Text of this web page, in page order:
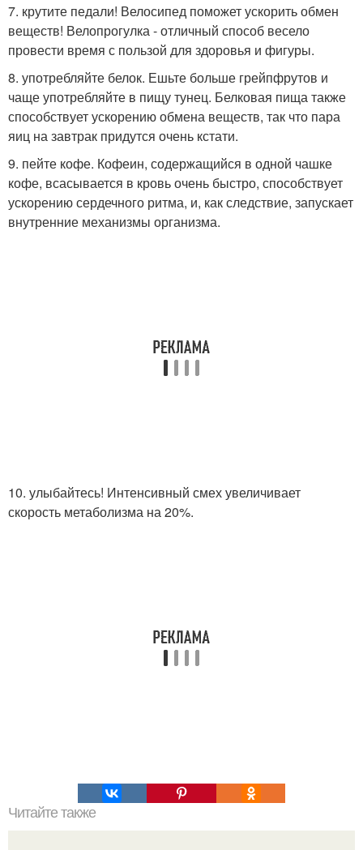
7. крутите педали! Велосипед поможет ускорить обмен
веществ! Велопрогулка - отличный способ весело
провести время с пользой для здоровья и фигуры.
8. употребляйте белок. Ешьте больше грейпфрутов и
чаще употребляйте в пищу тунец. Белковая пища также
способствует ускорению обмена веществ, так что пара
яиц на завтрак придутся очень кстати.
9. пейте кофе. Кофеин, содержащийся в одной чашке
кофе, всасывается в кровь очень быстро, способствует
ускорению сердечного ритма, и, как следствие, запускает
внутренние механизмы организма.
10. улыбайтесь! Интенсивный смех увеличивает
скорость метаболизма на 20%.
Читайте также